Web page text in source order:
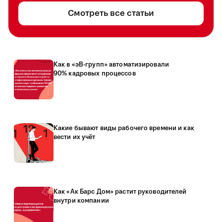
Смотреть все статьи
Как в «эВ-групп» автоматизировали
90% кадровых процессов
Какие бывают виды рабочего времени и как
вести их учёт
Как «Ак Барс Дом» растит руководителей
внутри компании